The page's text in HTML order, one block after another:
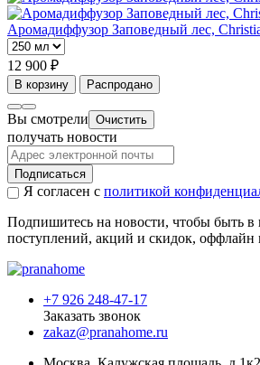
Аромадиффузор Заповедный лес,
12 900 ₽
В корзину Распродано
Вы смотрели Очистить
получать новости
Подписаться
Я согласен с политикой
Подпишитесь на новости, чтобы быть
поступлений, акций и скидок, оффлайн
+7 926 248-47-17
Заказать звонок
zakaz@pranahome.ru